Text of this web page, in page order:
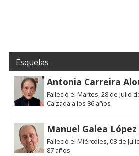
Esquelas
Antonia Carreira
Falleció el Martes, 28 de Julio
Calzada a los 86 años
Manuel Galea López
Falleció el Miércoles, 08 de
87 años